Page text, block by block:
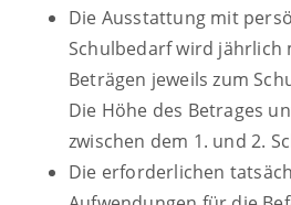
Die Ausstattung mit
Schulbedarf wird jährlich
Beträgen jeweils zum
Die Höhe des Betrages
zwischen dem 1. und 2.
Die erforderlichen